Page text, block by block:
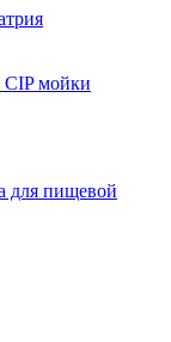
CIP мойки
для пищевой